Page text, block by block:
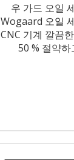
우 가드 오일
Wogaard 오일
CNC 기계 깔끔
50 % 절약하